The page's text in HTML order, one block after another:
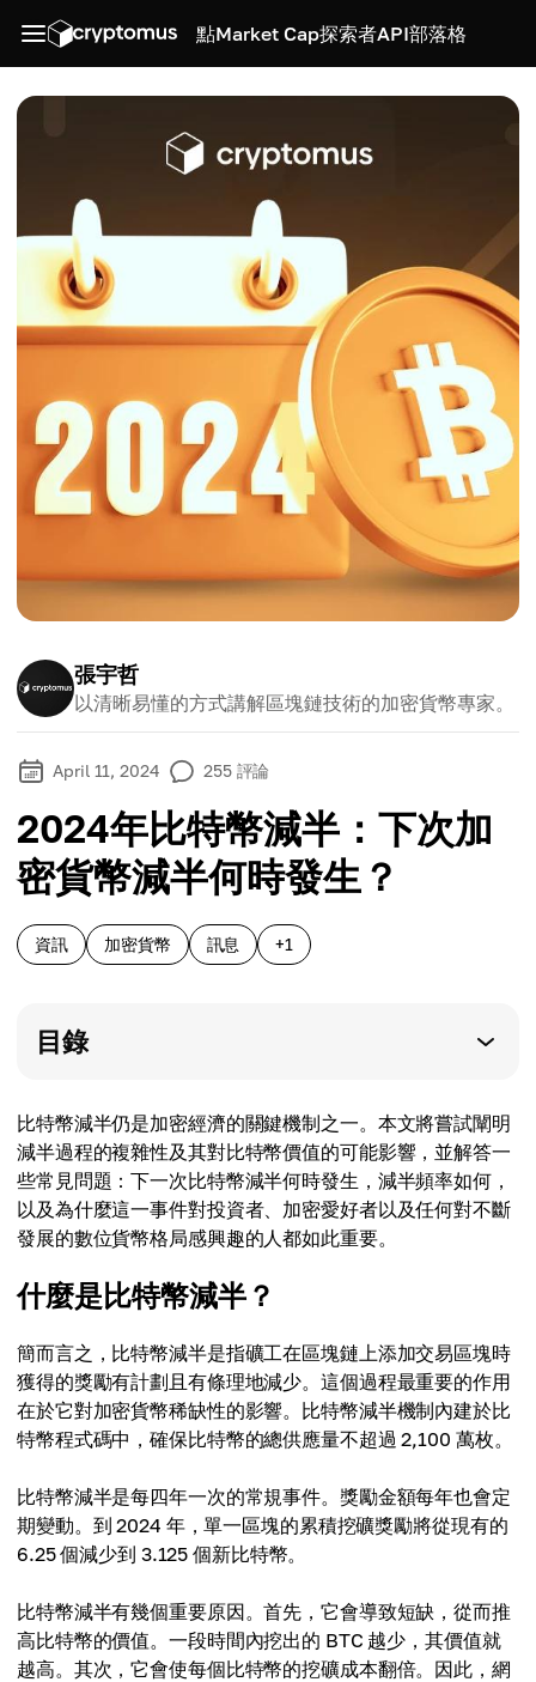
點Market Cap探索者API部落格
張宇哲
以清晰易懂的方式講解區塊鏈技術的加密貨幣專家。
April 11, 2024 255 評論
2024年比特幣減半：下次加
密貨幣減半何時發生？
資訊 加密貨幣 訊息 +1
目錄
比特幣減半仍是加密經濟的關鍵機制之一。本文將嘗試闡明
減半過程的複雜性及其對比特幣價值的可能影響，並解答一
些常見問題：下一次比特幣減半何時發生，減半頻率如何，
以及為什麼這一事件對投資者、加密愛好者以及任何對不斷
發展的數位貨幣格局感興趣的人都如此重要。
什麼是比特幣減半？
簡而言之，比特幣減半是指礦工在區塊鏈上添加交易區塊時
獲得的獎勵有計劃且有條理地減少。這個過程最重要的作用
在於它對加密貨幣稀缺性的影響。比特幣減半機制內建於比
特幣程式碼中，確保比特幣的總供應量不超過 2,100 萬枚。
比特幣減半是每四年一次的常規事件。獎勵金額每年也會定
期變動。到 2024 年，單一區塊的累積挖礦獎勵將從現有的
6.25 個減少到 3.125 個新比特幣。
比特幣減半有幾個重要原因。首先，它會導致短缺，從而推
高比特幣的價值。一段時間內挖出的 BTC 越少，其價值就
越高。其次，它會使每個比特幣的挖礦成本翻倍。因此，網